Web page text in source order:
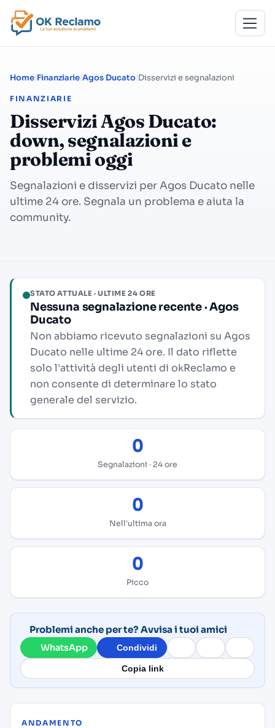
Home Finanziarie Agos Ducato Disservizi e segnalazioni
FINANZIARIE
Disservizi Agos Ducato:
down, segnalazioni e
problemi oggi
Segnalazioni e disservizi per Agos Ducato nelle
ultime 24 ore. Segnala un problema e aiuta la
community.
STATO ATTUALE · ULTIME 24 ORE
Nessuna segnalazione recente · Agos
Ducato
Non abbiamo ricevuto segnalazioni su Agos
Ducato nelle ultime 24 ore. Il dato riflette
solo l'attività degli utenti di okReclamo e
non consente di determinare lo stato
generale del servizio.
0
Segnalazioni · 24 ore
0
Nell'ultima ora
0
Picco
Problemi anche per te? Avvisa i tuoi amici
WhatsApp Condividi
Copia link
ANDAMENTO